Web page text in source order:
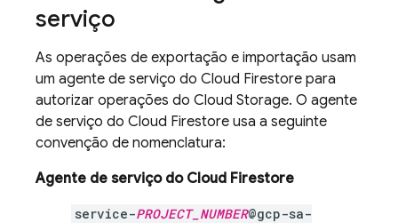
serviço
As operações de exportação e importação usam
um agente de serviço do Cloud Firestore para
autorizar operações do Cloud Storage. O agente
de serviço do Cloud Firestore usa a seguinte
convenção de nomenclatura:
Agente de serviço do Cloud Firestore
service-PROJECT_NUMBER@gcp-sa-